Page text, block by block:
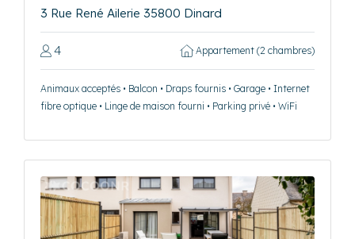
3 Rue René Ailerie 35800 Dinard
4 Appartement (2 chambres)
Animaux acceptés • Balcon • Draps fournis • Garage • Internet
fibre optique • Linge de maison fourni • Parking privé • WiFi